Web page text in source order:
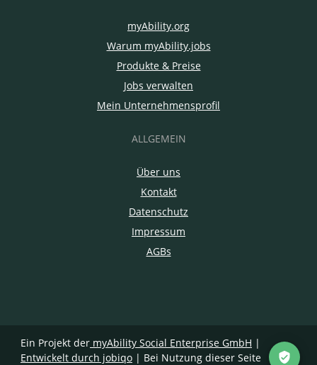
myAbility.org
Warum myAbility.jobs
Produkte & Preise
Jobs verwalten
Mein Unternehmensprofil
ALLGEMEIN
Über uns
Kontakt
Datenschutz
Impressum
AGBs
Ein Projekt der myAbility Social Enterprise GmbH |
Entwickelt durch jobiqo | Bei Nutzung dieser Seite